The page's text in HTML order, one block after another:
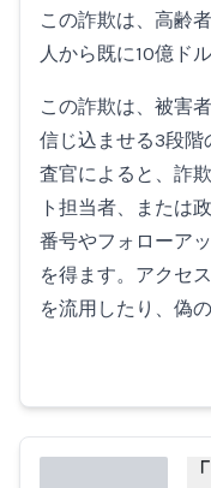
この詐欺は、高齢
人から既に10億ド
この詐欺は、被害
信じ込ませる3段階
査官によると、詐
ト担当者、または
番号やフォローア
を得ます。アクセ
を流用したり、偽